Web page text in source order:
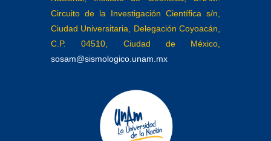
Circuito de la Investigación Científica s/n,
Ciudad Universitaria, Delegación Coyoacán,
C.P. 04510, Ciudad de México,
sosam@sismologico.unam.mx